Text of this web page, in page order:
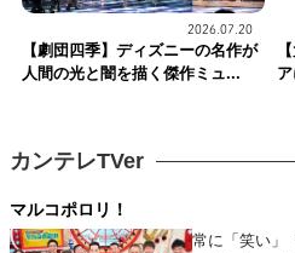
2026.07.20
【劇団四季】ディズニーの名作が
人間の光と闇を描く傑作ミュ...
カンテレTVer
マルコポロリ！
常に「笑い」